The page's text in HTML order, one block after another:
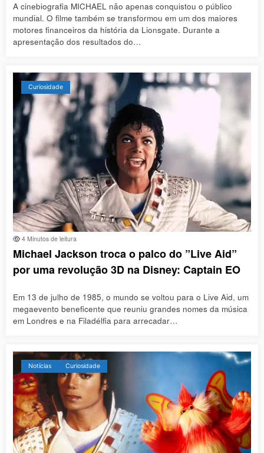
A cinebiografia MICHAEL não apenas conquistou o público
mundial. O filme também se transformou em um dos maiores
motores financeiros da história da Lionsgate. Durante a
apresentação dos resultados do…
Curiosidade
4 Minutos de leitura
Michael Jackson troca o palco do ”Live Aid”
por uma revolução 3D na Disney: Captain EO
Em 13 de julho de 1985, o mundo se voltou para o Live Aid, um
megaevento beneficente que reuniu grandes nomes da música
em Londres e na Filadélfia para arrecadar…
Notícias Curiosidade